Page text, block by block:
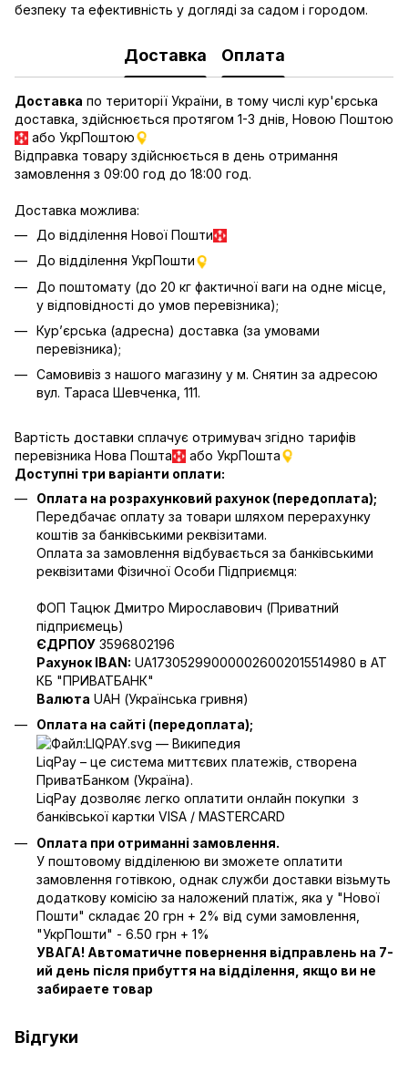
безпеку та ефективність у догляді за садом і городом.
Доставка Оплата
Доставка по території України, в тому числі кур'єрська
доставка, здійснюється протягом 1-3 днів, Новою Поштою
або УкрПоштою
Відправка товару здійснюється в день отримання
замовлення з 09:00 год до 18:00 год.
Доставка можлива:
До відділення Нової Пошти
До відділення УкрПошти
До поштомату (до 20 кг фактичної ваги на одне місце,
у відповідності до умов перевізника);
Кур’єрська (адресна) доставка (за умовами
перевізника);
Самовивіз з нашого магазину у м. Снятин за адресою
вул. Тараса Шевченка, 111.
Вартість доставки сплачує отримувач згідно тарифів
перевізника Нова Пошта
або УкрПошта
Доступні три варіанти оплати:
Оплата на розрахунковий рахунок (передоплата);
Передбачає оплату за товари шляхом перерахунку
коштів за банківськими реквізитами.
Оплата за замовлення відбувається за банківськими
реквізитами Фізичної Особи Підприємця:
ФОП Тацюк Дмитро Мирославович (Приватний
пiдприємець)
ЄДРПОУ 3596802196
Рахунок IBAN: UA173052990000026002015514980 в АТ
КБ "ПРИВАТБАНК"
Валюта UAH (Українська гривня)
Оплата на сайті (передоплата);
LiqPay – це система миттєвих платежів, створена
ПриватБанком (Україна).
LiqPay дозволяє легко оплатити онлайн покупки з
банківської картки VISA / MASTERCARD
Оплата при отриманні замовлення.
У поштовому відділенюю ви зможете оплатити
замовлення готівкою, однак служби доставки візьмуть
додаткову комісію за наложений платіж, яка у "Нової
Пошти" складає 20 грн + 2% від суми замовлення,
"УкрПошти" - 6.50 грн + 1%
УВАГА! Автоматичне повернення відправлень на 7-
ий день після прибуття на відділення, якщо ви не
забираете товар
Відгуки